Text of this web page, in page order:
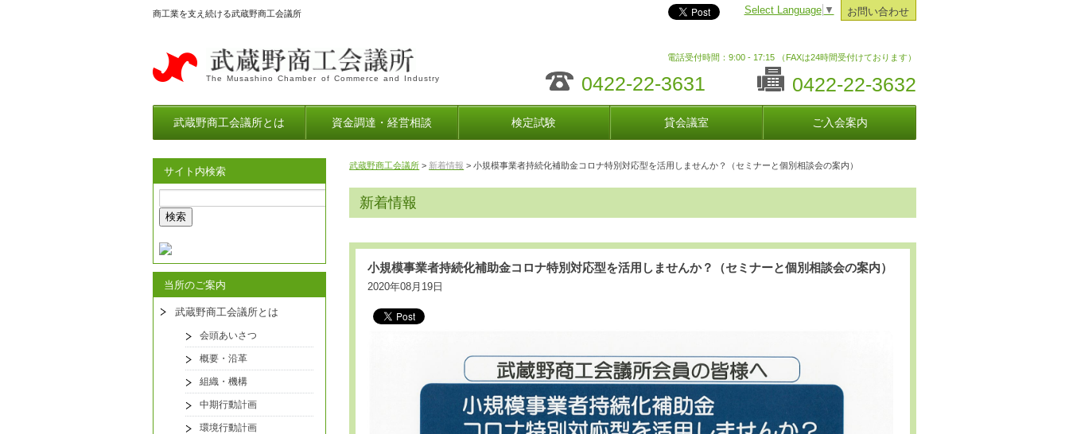
商工業を支え続ける武蔵野商工会議所 お問い合わせ
Select Language ▼
The Musashino Chamber of Commerce and Industry
電話受付時間：9:00 - 17:15 （FAXは24時間受付けております）
0422-22-3631 0422-22-3632
武蔵野商工会議所とは 資金調達・経営相談 検定試験 貸会議室 ご入会案内
武蔵野商工会議所 > 新着情報 > 小規模事業者持続化補助金コロナ特別対応型を活用しませんか？（セミナーと個別相談会の案内）
新着情報
小規模事業者持続化補助金コロナ特別対応型を活用しませんか？（セミナーと個別相談会の案内）
2020年08月19日
サイト内検索
当所のご案内
武蔵野商工会議所とは
会頭あいさつ
概要・沿革
組織・機構
中期行動計画
環境行動計画